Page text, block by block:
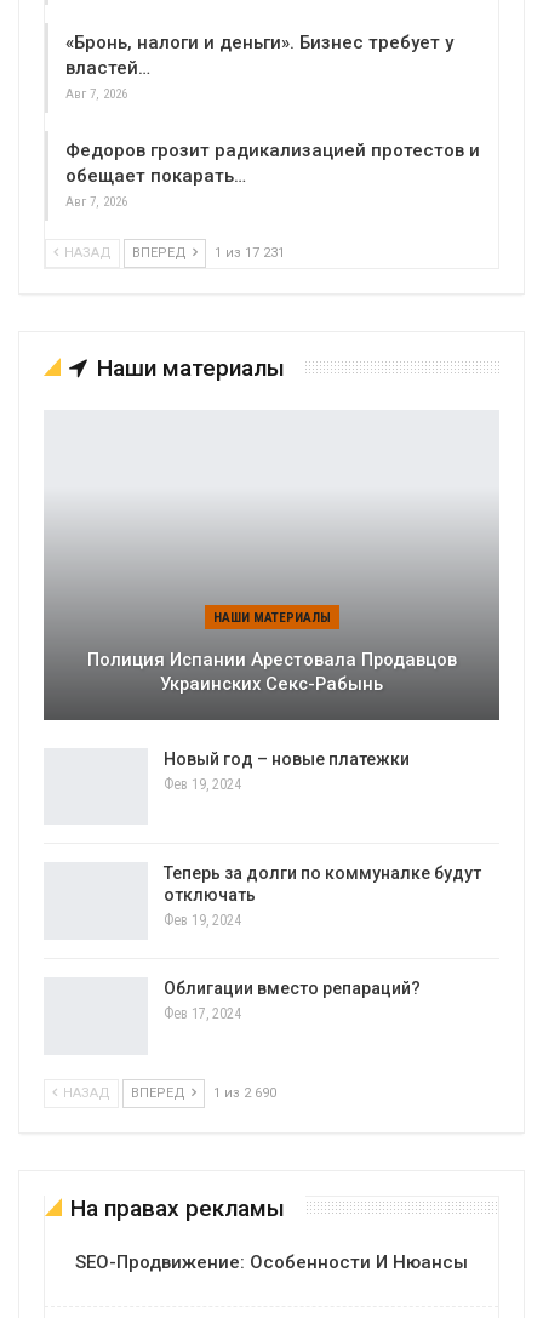
«Бронь, налоги и деньги». Бизнес требует у
властей…
Авг 7, 2026
Федоров грозит радикализацией протестов и
обещает покарать…
Авг 7, 2026
НАЗАД ВПЕРЕД 1 из 17 231
Наши материалы
НАШИ МАТЕРИАЛЫ
Полиция Испании Арестовала Продавцов
Украинских Секс-Рабынь
Новый год – новые платежки
Фев 19, 2024
Теперь за долги по коммуналке будут
отключать
Фев 19, 2024
Облигации вместо репараций?
Фев 17, 2024
НАЗАД ВПЕРЕД 1 из 2 690
На правах рекламы
SEO-Продвижение: Особенности И Нюансы